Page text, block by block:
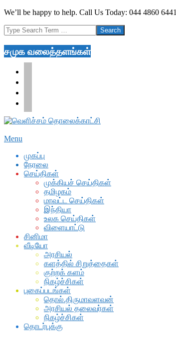
Skip
content
We’ll be happy to help. Call Us Today: 044 4860 6441
Search
சமுக வலைத்தளங்கள்
Secondary
Menu
Menu
முகப்பு
நேரலை
செய்திகள்
முக்கியச் செய்திகள்
தமிழகம்
மாவட்ட செய்திகள்
இந்தியா
உலக செய்திகள்
விளையாட்டு
சினிமா
வீடியோ
அரசியல்
களத்தில் சிறுத்தைகள்
குற்றக் களம்
நிகழ்ச்சிகள்
புகைப்படங்கள்
தொல்.திருமாவளவன்
அரசியல் தலைவர்கள்
நிகழ்ச்சிகள்
தொடர்புக்கு